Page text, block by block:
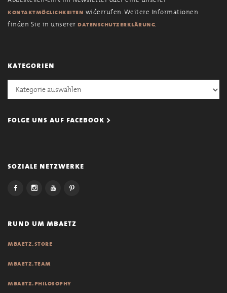
kontaktmöglichkeiten widerrufen. Weitere Informationen
finden Sie in unserer datenschutzerklärung.
kategorien
Kategorien
folge uns auf facebook >
soziale netzwerke
rund um mbaetz
mbaetz.store
mbaetz.team
mbaetz.philosophy